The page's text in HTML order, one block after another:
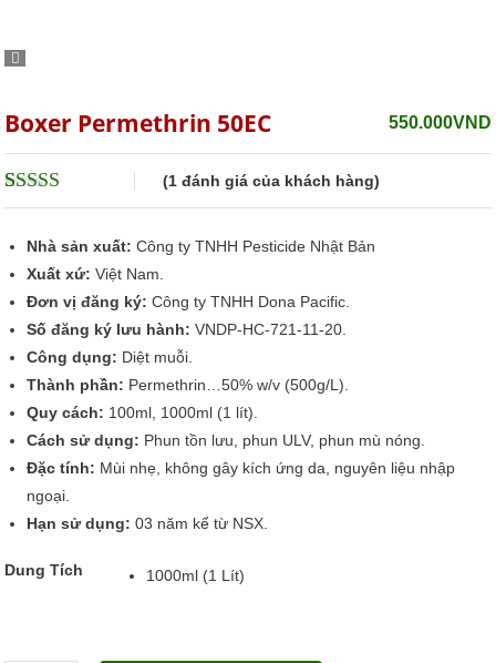
Boxer Permethrin 50EC 550.000VND
5trên 5 dựa
1
(1đánh giá của khách hàng)
Nhà sản xuất: Công ty TNHH Pesticide Nhật Bản
Xuất xứ: Việt Nam.
Đơn vị đăng ký: Công ty TNHH Dona Pacific.
Số đăng ký lưu hành: VNDP-HC-721-11-20.
Công dụng: Diệt muỗi.
Thành phần: Permethrin…50% w/v (500g/L).
Quy cách: 100ml, 1000ml (1 lít).
Cách sử dụng: Phun tồn lưu, phun ULV, phun mù nóng.
Đặc tính: Mùi nhẹ, không gây kích ứng da, nguyên liệu nhập
ngoại.
Hạn sử dụng: 03 năm kể từ NSX.
Dung Tích 1000ml (1 Lít)